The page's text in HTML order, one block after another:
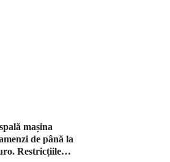
mașina
de până la
Restricțiile